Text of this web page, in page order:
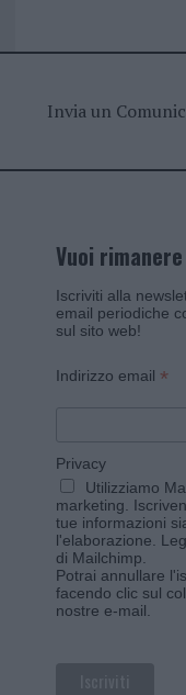
Invia un
Vuoi
Iscriviti alla
email periodiche
sul sito web!
Indirizzo email *
Privacy
Utilizziamo
marketing.
tue informazioni
l'elaborazione.
di Mailchimp
Potrai annullare
facendo clic sul
nostre e-mail.